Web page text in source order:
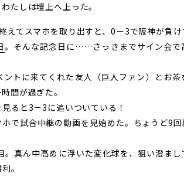
たしは壇上へ上った。
てスマホを取り出すと、0－3で阪神が負け
。そんな記念日に……さっきまでサイン会で
トに来てくれた友人（巨人ファン）とお茶
間が過ぎた。
ると3－3に追いついている！
で試合中継の動画を見始めた。ちょうど9
。真ん中高めに浮いた変化球を、狙い澄ま
。